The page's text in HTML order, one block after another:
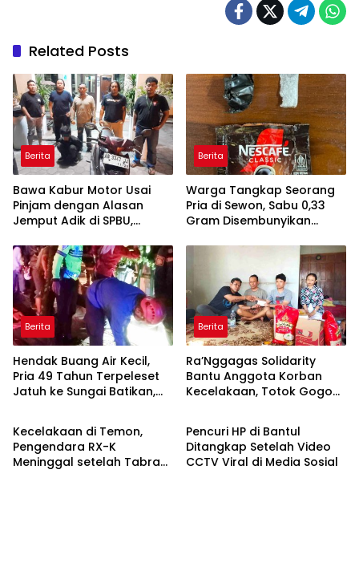
Related Posts
Berita
Bawa Kabur Motor Usai
Pinjam dengan Alasan
Jemput Adik di SPBU,
COD
Berita
Warga Tangkap Seorang
Pria di Sewon, Sabu 0,33
Gram Disembunyikan
Berita
Hendak Buang Air Kecil,
Pria 49 Tahun Terpeleset
Jatuh ke Sungai Batikan,
Berita
Ra’Nggagas Solidarity
Bantu Anggota Korban
Kecelakaan, Totok Gogon:
Berita
Kecelakaan di Temon,
Pengendara RX-K
Meninggal setelah Tabrak
Berita
Pencuri HP di Bantul
Ditangkap Setelah Video
CCTV Viral di Media Sosial